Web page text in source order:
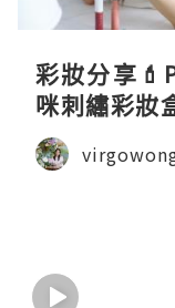
彩妝分享
咪刺繡彩妝